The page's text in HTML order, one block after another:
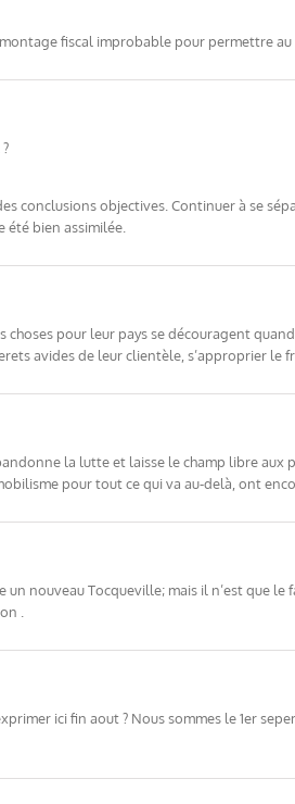
fiscal improbable pour permettre
conclusions objectives. Continuer à se
été bien assimilée.
pour leur pays se découragent
avides de leur clientèle, s’approprier le
la lutte et laisse le champ libre
pour tout ce qui va au-delà, ont
un nouveau Tocqueville; mais il n’est que
.
ici fin aout ? Nous sommes le 1er